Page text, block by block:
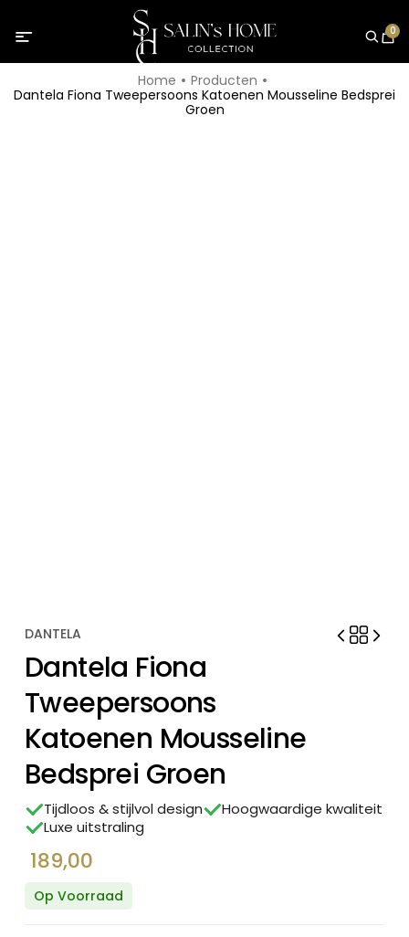
0
Home
Producten
Dantela Fiona Tweepersoons Katoenen Mousseline Bedsprei
Groen
DANTELA
Dantela Fiona
Tweepersoons
Katoenen Mousseline
Bedsprei Groen
Tijdloos & stijlvol design
Hoogwaardige kwaliteit
Luxe uitstraling
189,00
Op Voorraad